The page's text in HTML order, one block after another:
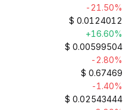
-21.50%
$ 0.0124012
+16.60%
$ 0.00599504
-2.80%
$ 0.67469
-1.40%
$ 0.02543444